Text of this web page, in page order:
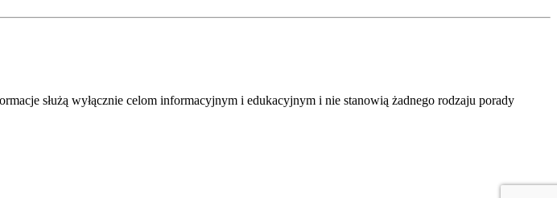
służą wyłącznie celom informacyjnym i edukacyjnym i nie stanowią żadnego rodzaju porady